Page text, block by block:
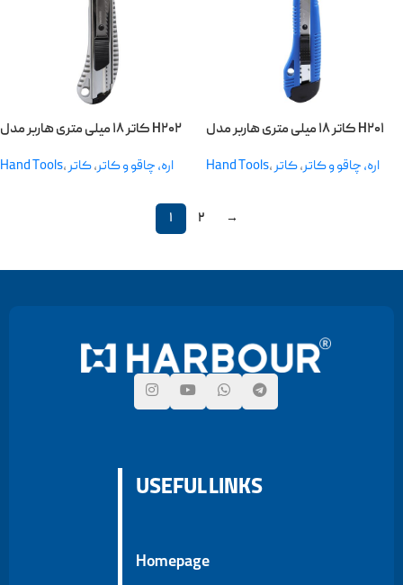
کاتر ۱۸ میلی متری هاربر مدل H۲۰۲
Hand Tools, اره، چاقو و کاتر,کاتر
کاتر ۱۸ میلی متری هاربر مدل H۲۰۱
Hand Tools, اره، چاقو و کاتر,کاتر
۱ ۲ →
USEFUL LINKS
Homepage